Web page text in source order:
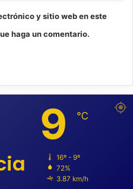
y sitio web en este
haga un comentario.
9 ℃
16º - 9º
72%
3.87 km/h